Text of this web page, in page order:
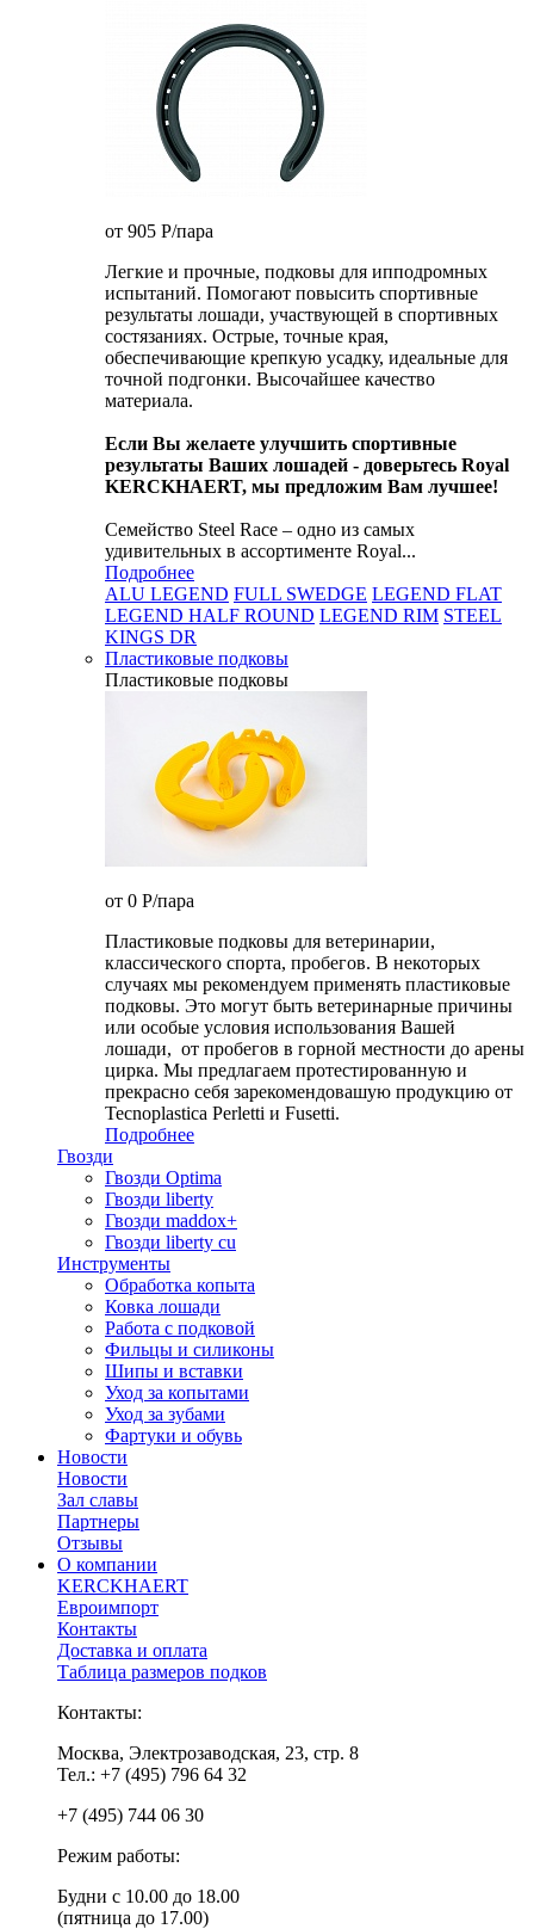
от 905 P/пара
Легкие и прочные, подковы для ипподромных
испытаний. Помогают повысить спортивные
результаты лошади, участвующей в спортивных
состязаниях. Острые, точные края,
обеспечивающие крепкую усадку, идеальные для
точной подгонки. Высочайшее качество
материала.
Если Вы желаете улучшить спортивные
результаты Ваших лошадей - доверьтесь Royal
KERCKHAERT, мы предложим Вам лучшее!
Семейство Steel Race – одно из самых
удивительных в ассортименте Royal...
Подробнее
ALU LEGEND FULL SWEDGE LEGEND FLAT
LEGEND HALF ROUND LEGEND RIM STEEL
KINGS DR
Пластиковые подковы
Пластиковые подковы
от 0 P/пара
Пластиковые подковы для ветеринарии,
классического спорта, пробегов. В некоторых
случаях мы рекомендуем применять пластиковые
подковы. Это могут быть ветеринарные причины
или особые условия использования Вашей
лошади, от пробегов в горной местности до арены
цирка. Мы предлагаем протестированную и
прекрасно себя зарекомендовашую продукцию от
Tecnoplastica Perletti и Fusetti.
Подробнее
Гвозди
Гвозди Optima
Гвозди liberty
Гвозди maddox+
Гвозди liberty cu
Инструменты
Обработка копыта
Ковка лошади
Работа с подковой
Фильцы и силиконы
Шипы и вставки
Уход за копытами
Уход за зубами
Фартуки и обувь
Новости
Новости
Зал славы
Партнеры
Отзывы
О компании
KERCKHAERT
Евроимпорт
Контакты
Доставка и оплата
Таблица размеров подков
Контакты:
Москва, Электрозаводская, 23, стр. 8
Тел.: +7 (495) 796 64 32
+7 (495) 744 06 30
Режим работы:
Будни с 10.00 до 18.00
(пятница до 17.00)